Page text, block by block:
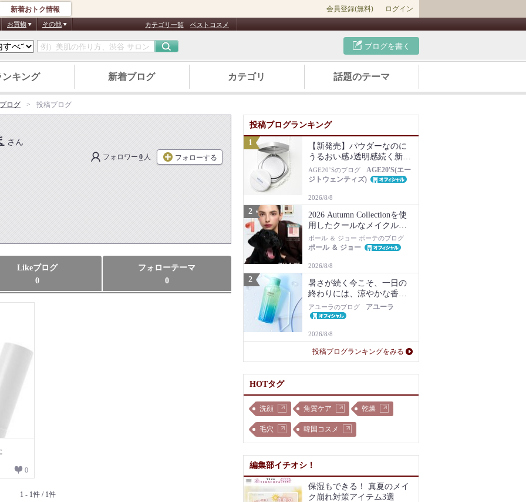
新着おトク情報 会員登録(無料) ログイン
お買物 その他 カテゴリ一覧 ベストコスメ
ブログを書く
ンキング 新着ブログ カテゴリ 話題のテーマ
ログ 投稿ブログ
さん
フォロワー 0 人 フォローする
Likeブログ
0
フォローテーマ
0
0
1 - 1件 / 1件
投稿ブログランキング
【新発売】パウダーなのに
うるおい感♪透明感続く新感
覚フェイスパウダー
AGE20’Sのブログ
AGE20'S(エー
ジトウェンティズ)
2026/8/8
2026 Autumn Collectionを使
用したクールなメイクルッ
ク♪
ポール ＆ ジョー ボーテのブログ
ポール ＆ ジョー
2026/8/8
暑さが続く今こそ、一日の
終わりには、涼やかな香り
に包まれるバスタイムを。
アユーラのブログ アユーラ
2026/8/8
投稿ブログランキングをみる
HOTタグ
洗顔 角質ケア 乾燥
毛穴 韓国コスメ
編集部イチオシ！
保湿もできる！ 真夏のメイ
ク崩れ対策アイテム3選